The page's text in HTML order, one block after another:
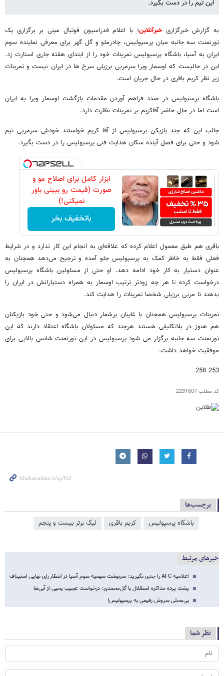
این تیم را در دست بگیرد.
به گزارش خبرگزاریخبرآنلاین؛ با اعلام فدراسیون فوتبال مبنی بر برگزاری یک
تورنمنت سه جانبه میان پرسپولیس، چادرملو و گل گهر برای معرفی نماینده سوم
ایران به آسیا، باشگاه پرسپولیس تمرینات خود را از ابتدای هفته جاری استارت زد.
این در حالیست که اوسمار ویرا سرمربی برزیلی سرخ ها در ایران نیست و تمرینات
زیر نظر کریم باقری در حال جریان است.
باشگاه پرسپولیس در صدد فراهم آوردن مقدمات بازگشت اوسمار ویرا به ایران
است اما در حال حاضر آقاکریم بر تمرینات نظارت دارد.
جالب این که چند بازیکن پرسپولیس از آقا کریم خواستند خودش سرمربی تیم
شود و حتی برای فصل آینده سکان هدایت فنی پرسپولیس را در دست بگیرد.
ابزار کامل برای اصلاح مو و
صورت (قیمت رو ببینی باور
نمیکنی!)
باتخفیف بخر
باقری هم طبق معمول اعلام کرده که علاقه‌ای به انجام این کار ندارد و در شرایط
فعلی فقط به خاطر کمک به پرسپولیس جلو آمده و ترجیح می‌دهد همچنان به
عنوان دستیار به کار خود ادامه دهد. او حتی از مسئولین باشگاه پرسپولیس
درخواست کرده تا هر چه زودتر ترتیب اوسمار به همراه دستیارانش در ایران را
بدهند تا مربی برزیلی شخصا تمرینات را هدایت کند.
تمرینات پرسپولیس همچنان با غایبان پرشمار دنبال می‌شود و حتی خود بازیکنان
هم هنوز در بلاتکلیفی هستند هرچند که مسئولان باشگاه اعتقاد دارند که این
تورنمنت سه جانبه برگزار می شود پرسپولیس در این تورنمنت شانس بالایی برای
موفقیت خواهد داشت.
253 258
کد مطلب2231607
برچسب‌ها
باشگاه پرسپولیس کریم باقری لیگ برتر بیست و پنجم
خبرهای مرتبط
اعلامیه AFC را جدی نگیرید؛ سرنوشت سهمیه سوم آسیا در انتظار رای نهایی استیناف
پشت پرده مذاکره استقلال با گل‌محمدی؛ درخواست عجیب یحیی از آبی‌ها
بی‌محلی سروش رفیعی به پرسپولیس!
نظر شما